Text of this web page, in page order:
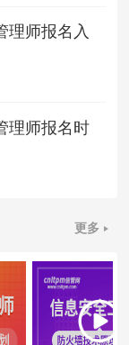
理师报名入
理师报名时
更多